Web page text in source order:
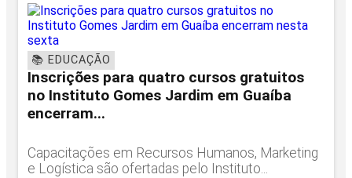
📚 EDUCAÇÃO
Inscrições para quatro cursos gratuitos
no Instituto Gomes Jardim em Guaíba
encerram...
Capacitações em Recursos Humanos, Marketing
e Logística são ofertadas pelo Instituto...